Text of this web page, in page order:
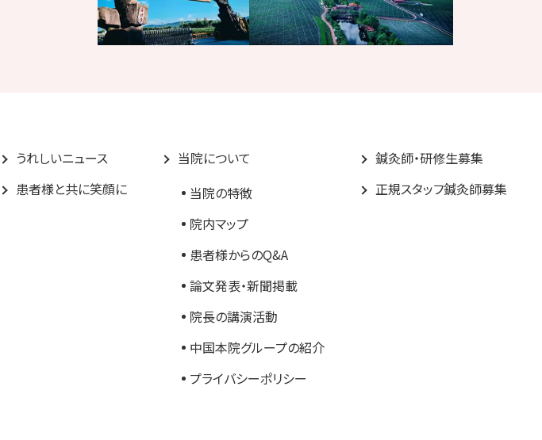
うれしいニュース
患者様と共に笑顔に
当院について
当院の特徴
院内マップ
患者様からのQ&A
論文発表・新聞掲載
院長の講演活動
中国本院グループの紹介
プライバシーポリシー
鍼灸師・研修生募集
正規スタッフ鍼灸師募集